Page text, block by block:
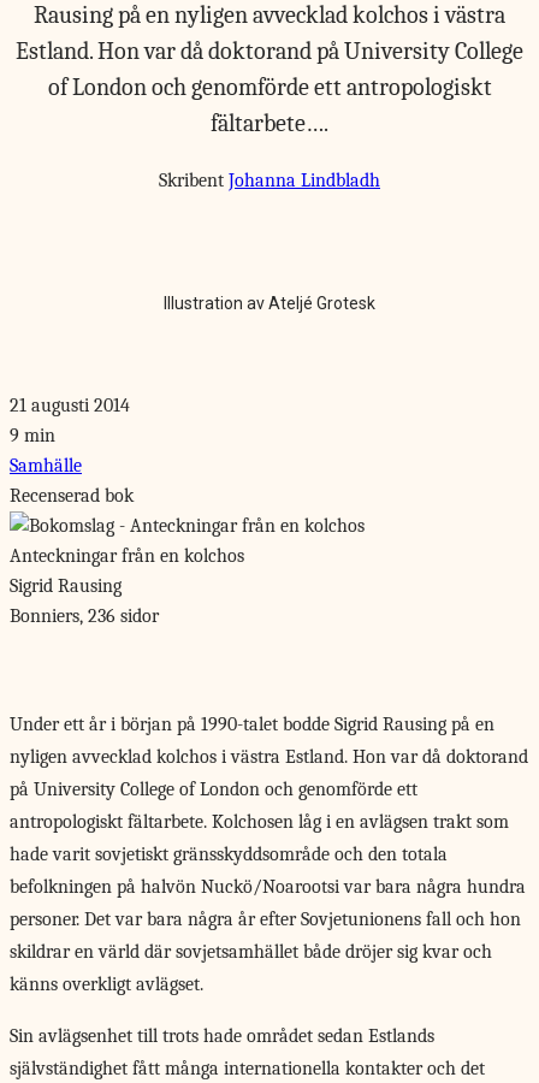
Rausing på en nyligen avvecklad kolchos i västra
Estland. Hon var då doktorand på University College
of London och genomförde ett antropologiskt
fältarbete….
Skribent Johanna Lindbladh
Illustration av Ateljé Grotesk
21 augusti 2014
9 min
Samhälle
Recenserad bok
Anteckningar från en kolchos
Sigrid Rausing
Bonniers, 236 sidor
Under ett åri början på 1990-talet bodde Sigrid Rausing på en
nyligen avvecklad kolchos i västra Estland. Hon var då doktorand
på University College of London och genomförde ett
antropologiskt fältarbete. Kolchosen låg i en avlägsen trakt som
hade varit sovjetiskt gränsskyddsområde och den totala
befolkningen på halvön Nuckö/Noarootsi var bara några hundra
personer. Det var bara några år efter Sovjetunionens fall och hon
skildrar en värld där sovjetsamhället både dröjer sig kvar och
känns overkligt avlägset.
Sin avlägsenhet till trots hade området sedan Estlands
självständighet fått många internationella kontakter och det